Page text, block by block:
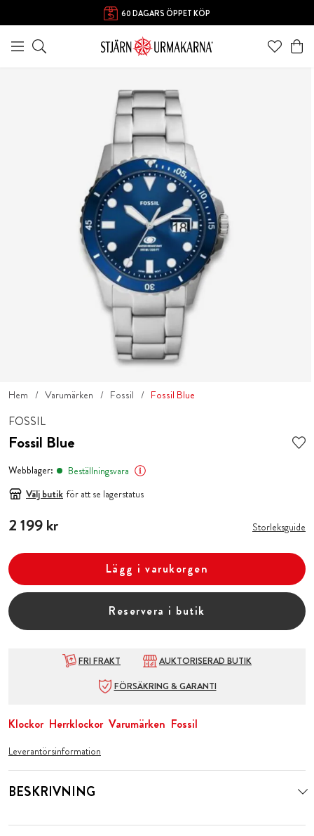
60 DAGARS ÖPPET KÖP
Hem Varumärken Fossil Fossil Blue
FOSSIL
Fossil Blue
Webblager:
Beställningsvara
Välj butik för att se lagerstatus
Pris:2 199 kr
2 199 kr Storleksguide
Lägg i varukorgen
Reservera i butik
FRI FRAKT
AUKTORISERAD BUTIK
FÖRSÄKRING & GARANTI
Klockor Herrklockor Varumärken Fossil
Leverantörsinformation
BESKRIVNING